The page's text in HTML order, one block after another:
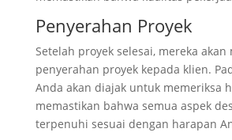
Penyerahan Proyek
Setelah proyek selesai, mereka akan
penyerahan proyek kepada klien.
Anda akan diajak untuk memeriksa
memastikan bahwa semua aspek
terpenuhi sesuai dengan harapan